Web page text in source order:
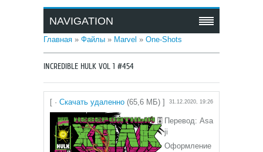
NAVIGATION
Главная » Файлы » Marvel » One-Shots
INCREDIBLE HULK VOL 1 #454
[ · Скачать удаленно (65,6 МБ) ] 31.12.2020, 19:26
Перевод: Asa
ji
Оформление